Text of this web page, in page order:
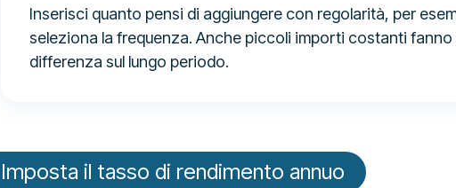
Inserisci quanto pensi di aggiungere con regolarità, per
seleziona la frequenza. Anche piccoli importi costanti fanno
differenza sul lungo periodo.
Imposta il tasso di rendimento annuo